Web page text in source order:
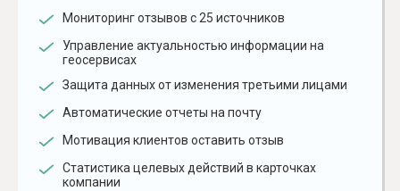
Мониторинг отзывов с 25 источников
Управление актуальностью информации на
геосервисах
Защита данных от изменения третьими лицами
Автоматические отчеты на почту
Мотивация клиентов оставить отзыв
Статистика целевых действий в карточках
компании